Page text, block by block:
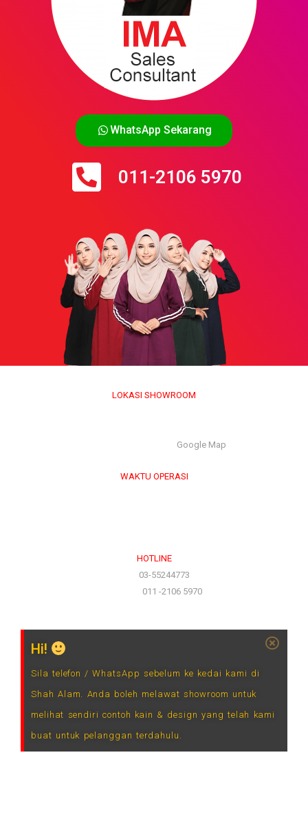
WhatsApp Sekarang
011-2106 5970
LOKASI SHOWROOM
Google Map
WAKTU OPERASI
HOTLINE
03-55244773
011 -2106 5970
Hi!
Sila telefon / WhatsApp sebelum ke kedai kami di
Shah Alam. Anda boleh melawat showroom untuk
melihat sendiri contoh kain & design yang telah kami
buat untuk pelanggan terdahulu.